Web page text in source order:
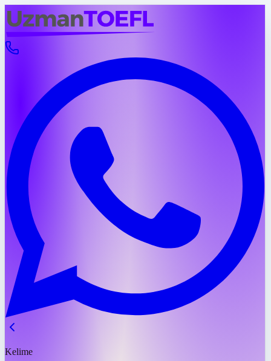
Kelime